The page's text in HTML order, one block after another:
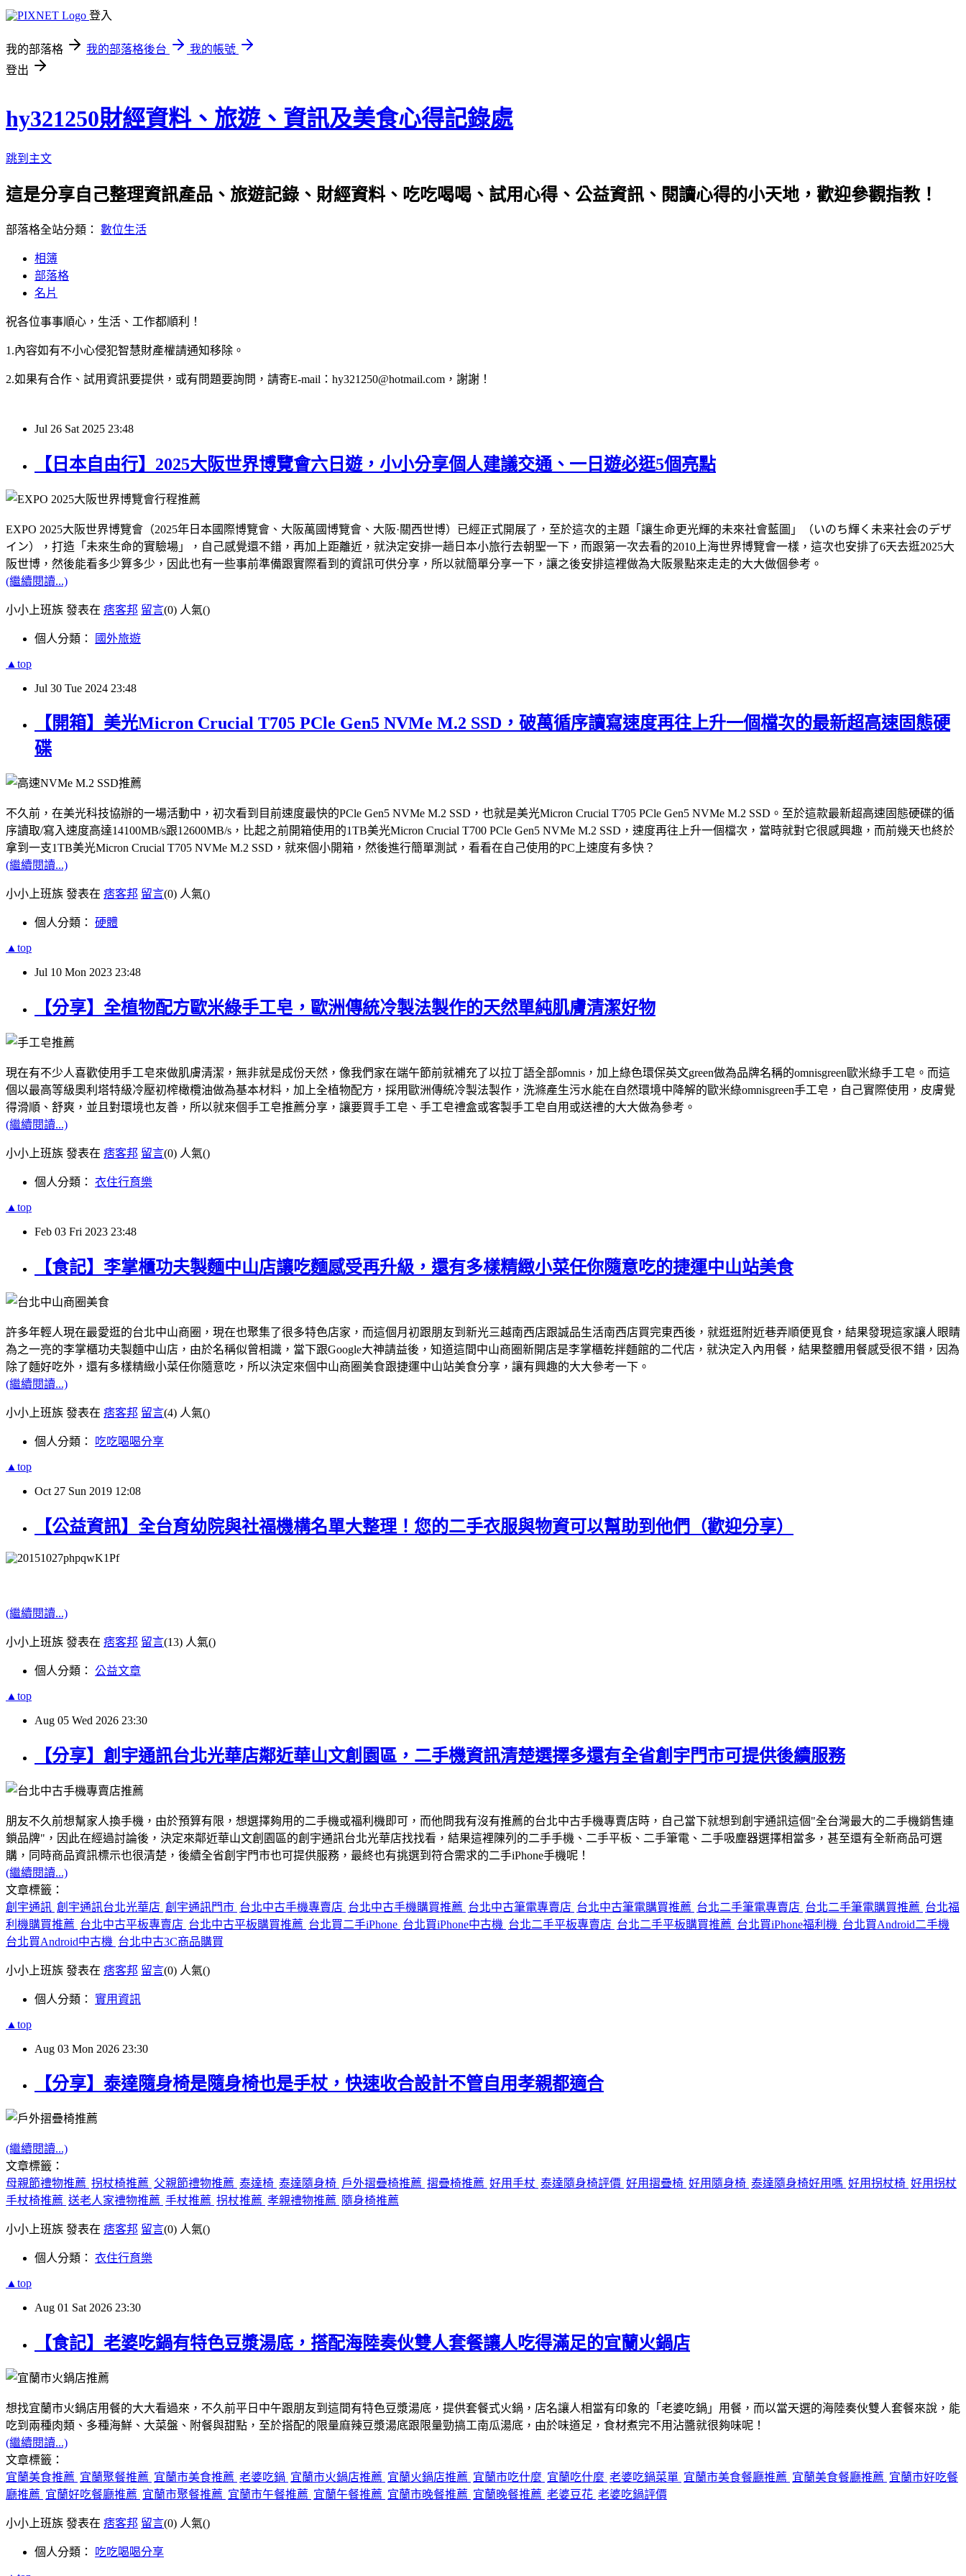
登入
我的部落格 我的部落格後台
我的帳號
登出
hy321250財經資料、旅遊、資訊及美食心得記錄處
跳到主文
這是分享自己整理資訊產品、旅遊記錄、財經資料、吃吃喝喝、試用心得、公益資訊、閱讀心得的小天地，歡迎參觀指教！
部落格全站分類： 數位生活
相簿
部落格
名片
祝各位事事順心，生活、工作都順利！
1.內容如有不小心侵犯智慧財產權請通知移除。
2.如果有合作、試用資訊要提供，或有問題要詢問，請寄E-mail：hy321250@hotmail.com，謝謝！
Jul 26 Sat 2025 23:48
【日本自由行】2025大阪世界博覽會六日遊，小小分享個人建議交通、一日遊必逛5個亮點
EXPO 2025大阪世界博覽會（2025年日本國際博覽會、大阪萬國博覽會、大阪·關西世博）已經正式開展了，至於這次的主題「讓生命更光輝的未來社會藍圖」（いのち輝く未来社会のデザ
イン），打造「未來生命的實驗場」，自己感覺還不錯，再加上距離近，就決定安排一趟日本小旅行去朝聖一下，而跟第一次去看的2010上海世界博覽會一樣，這次也安排了6天去逛2025大
阪世博，然後能看多少算多少，因此也有一些事前準備跟實際看到的資訊可供分享，所以就簡單分享一下，讓之後安排這裡做為大阪景點來走走的大大做個參考。
(繼續閱讀...)
小小上班族 發表在 痞客邦 留言(0) 人氣()
個人分類： 國外旅遊
▲top
Jul 30 Tue 2024 23:48
【開箱】美光Micron Crucial T705 PCle Gen5 NVMe M.2 SSD，破萬循序讀寫速度再往上升一個檔次的最新超高速固態硬
碟
不久前，在美光科技協辦的一場活動中，初次看到目前速度最快的PCle Gen5 NVMe M.2 SSD，也就是美光Micron Crucial T705 PCle Gen5 NVMe M.2 SSD。至於這款最新超高速固態硬碟的循
序讀取/寫入速度高達14100MB/s跟12600MB/s，比起之前開箱使用的1TB美光Micron Crucial T700 PCle Gen5 NVMe M.2 SSD，速度再往上升一個檔次，當時就對它很感興趣，而前幾天也終於
拿到一支1TB美光Micron Crucial T705 NVMe M.2 SSD，就來個小開箱，然後進行簡單測試，看看在自己使用的PC上速度有多快？
(繼續閱讀...)
小小上班族 發表在 痞客邦 留言(0) 人氣()
個人分類： 硬體
▲top
Jul 10 Mon 2023 23:48
【分享】全植物配方歐米綠手工皂，歐洲傳統冷製法製作的天然單純肌膚清潔好物
現在有不少人喜歡使用手工皂來做肌膚清潔，無非就是成份天然，像我們家在端午節前就補充了以拉丁語全部omnis，加上綠色環保英文green做為品牌名稱的omnisgreen歐米綠手工皂。而這
個以最高等級奧利塔特級冷壓初榨橄欖油做為基本材料，加上全植物配方，採用歐洲傳統冷製法製作，洗滌產生污水能在自然環境中降解的歐米綠omnisgreen手工皂，自己實際使用，皮膚覺
得滑順、舒爽，並且對環境也友善，所以就來個手工皂推薦分享，讓要買手工皂、手工皂禮盒或客製手工皂自用或送禮的大大做為參考。
(繼續閱讀...)
小小上班族 發表在 痞客邦 留言(0) 人氣()
個人分類： 衣住行育樂
▲top
Feb 03 Fri 2023 23:48
【食記】李掌櫃功夫製麵中山店讓吃麵感受再升級，還有多樣精緻小菜任你隨意吃的捷運中山站美食
許多年輕人現在最愛逛的台北中山商圈，現在也聚集了很多特色店家，而這個月初跟朋友到新光三越南西店跟誠品生活南西店買完東西後，就逛逛附近巷弄順便覓食，結果發現這家讓人眼睛
為之一亮的李掌櫃功夫製麵中山店，由於名稱似曾相識，當下跟Google大神請益後，知道這間中山商圈新開店是李掌櫃乾拌麵館的二代店，就決定入內用餐，結果整體用餐感受很不錯，因為
除了麵好吃外，還有多樣精緻小菜任你隨意吃，所以決定來個中山商圈美食跟捷運中山站美食分享，讓有興趣的大大參考一下。
(繼續閱讀...)
小小上班族 發表在 痞客邦 留言(4) 人氣()
個人分類： 吃吃喝喝分享
▲top
Oct 27 Sun 2019 12:08
【公益資訊】全台育幼院與社福機構名單大整理！您的二手衣服與物資可以幫助到他們（歡迎分享）
(繼續閱讀...)
小小上班族 發表在 痞客邦 留言(13) 人氣()
個人分類： 公益文章
▲top
Aug 05 Wed 2026 23:30
【分享】創宇通訊台北光華店鄰近華山文創園區，二手機資訊清楚選擇多還有全省創宇門市可提供後續服務
朋友不久前想幫家人換手機，由於預算有限，想選擇夠用的二手機或福利機即可，而他問我有沒有推薦的台北中古手機專賣店時，自己當下就想到創宇通訊這個"全台灣最大的二手機銷售連
鎖品牌"，因此在經過討論後，決定來鄰近華山文創園區的創宇通訊台北光華店找找看，結果這裡陳列的二手手機、二手平板、二手筆電、二手吸塵器選擇相當多，甚至還有全新商品可選
購，同時商品資訊標示也很清楚，後續全省創宇門市也可提供服務，最終也有挑選到符合需求的二手iPhone手機呢！
(繼續閱讀...)
文章標籤：
創宇通訊 創宇通訊台北光華店 創宇通訊門市 台北中古手機專賣店 台北中古手機購買推薦 台北中古筆電專賣店 台北中古筆電購買推薦 台北二手筆電專賣店 台北二手筆電購買推薦 台北福
利機購買推薦 台北中古平板專賣店 台北中古平板購買推薦 台北買二手iPhone 台北買iPhone中古機 台北二手平板專賣店 台北二手平板購買推薦 台北買iPhone福利機 台北買Android二手機
台北買Android中古機 台北中古3C商品購買
小小上班族 發表在 痞客邦 留言(0) 人氣()
個人分類： 實用資訊
▲top
Aug 03 Mon 2026 23:30
【分享】泰達隨身椅是隨身椅也是手杖，快速收合設計不管自用孝親都適合
(繼續閱讀...)
文章標籤：
母親節禮物推薦 拐杖椅推薦 父親節禮物推薦 泰達椅 泰達隨身椅 戶外摺疊椅推薦 摺疊椅推薦 好用手杖 泰達隨身椅評價 好用摺疊椅 好用隨身椅 泰達隨身椅好用嗎 好用拐杖椅 好用拐杖
手杖椅推薦 送老人家禮物推薦 手杖推薦 拐杖推薦 孝親禮物推薦 隨身椅推薦
小小上班族 發表在 痞客邦 留言(0) 人氣()
個人分類： 衣住行育樂
▲top
Aug 01 Sat 2026 23:30
【食記】老婆吃鍋有特色豆漿湯底，搭配海陸奏伙雙人套餐讓人吃得滿足的宜蘭火鍋店
想找宜蘭市火鍋店用餐的大大看過來，不久前平日中午跟朋友到這間有特色豆漿湯底，提供套餐式火鍋，店名讓人相當有印象的「老婆吃鍋」用餐，而以當天選的海陸奏伙雙人套餐來說，能
吃到兩種肉類、多種海鮮、大菜盤、附餐與甜點，至於搭配的限量麻辣豆漿湯底跟限量勁搞工南瓜湯底，由於味道足，食材煮完不用沾醬就很夠味呢！
(繼續閱讀...)
文章標籤：
宜蘭美食推薦 宜蘭聚餐推薦 宜蘭市美食推薦 老婆吃鍋 宜蘭市火鍋店推薦 宜蘭火鍋店推薦 宜蘭市吃什麼 宜蘭吃什麼 老婆吃鍋菜單 宜蘭市美食餐廳推薦 宜蘭美食餐廳推薦 宜蘭市好吃餐
廳推薦 宜蘭好吃餐廳推薦 宜蘭市聚餐推薦 宜蘭市午餐推薦 宜蘭午餐推薦 宜蘭市晚餐推薦 宜蘭晚餐推薦 老婆豆花 老婆吃鍋評價
小小上班族 發表在 痞客邦 留言(0) 人氣()
個人分類： 吃吃喝喝分享